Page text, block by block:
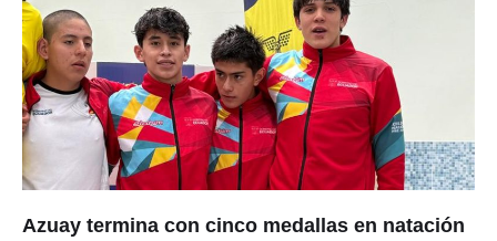
Azuay termina con cinco medallas en natación